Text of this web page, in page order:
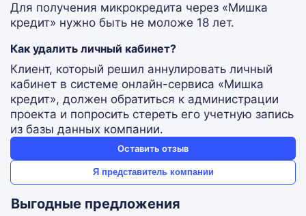
Для получения микрокредита через «Мишка
кредит» нужно быть не моложе 18 лет.
Как удалить личный кабинет?
Клиент, который решил аннулировать личный
кабинет в системе онлайн-сервиса «Мишка
кредит», должен обратиться к администрации
проекта и попросить стереть его учетную запись
из базы данных компании.
Оставить отзыв
Я представитель компании
Выгодные предложения